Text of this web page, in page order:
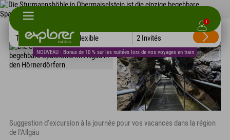
1
NOUVEAU : Bonus de 10 % sur les nuitées lors de vos voyages en train
Tous les hôtels Flexible 2 Invités
Suggestion d'excursion à la journée pour vos vacances dans la région
de l'Allgäu